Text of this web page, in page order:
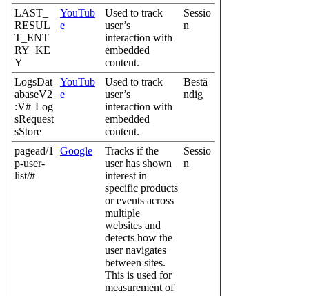
LAST_
RESUL
T_ENT
RY_KE
Y
YouTub
e
Used to track
user’s
interaction with
embedded
content.
Sessio
n
LogsDat
abaseV2
:V#||Log
sRequest
sStore
YouTub
e
Used to track
user’s
interaction with
embedded
content.
Bestä
ndig
pagead/1
p-user-
list/#
Google
Tracks if the
user has shown
interest in
specific products
or events across
multiple
websites and
detects how the
user navigates
between sites.
This is used for
measurement of
Sessio
n